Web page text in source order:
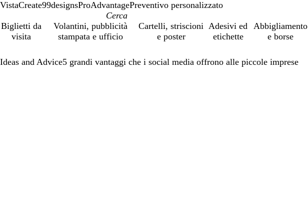
VistaCreate99designsProAdvantagePreventivo personalizzato
Biglietti da
visita
Volantini, pubblicità
stampata e ufficio
Cartelli, striscioni
e poster
Adesivi ed
etichette
Abbigliamento
e borse
Ideas and Advice5 grandi vantaggi che i social media offrono alle piccole imprese